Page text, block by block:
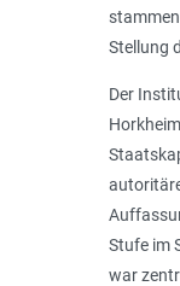
Stellung
Der
Stufe im
war